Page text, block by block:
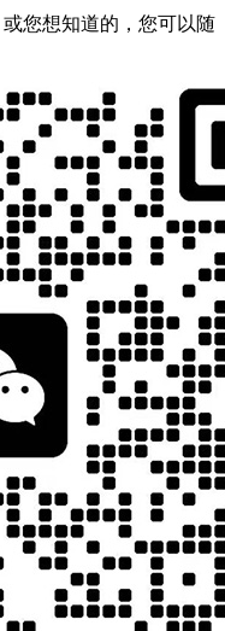
您想知道的，您可以随